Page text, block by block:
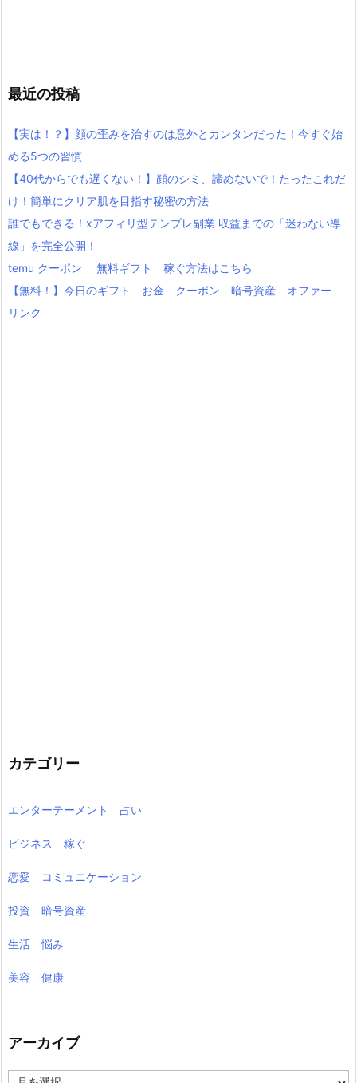
最近の投稿
【実は！？】顔の歪みを治すのは意外とカンタンだった！今すぐ始
める5つの習慣
【40代からでも遅くない！】顔のシミ、諦めないで！たったこれだ
け！簡単にクリア肌を目指す秘密の方法
誰でもできる！xアフィリ型テンプレ副業 収益までの「迷わない導
線」を完全公開！
temu クーポン 無料ギフト 稼ぐ方法はこちら
【無料！】今日のギフト お金 クーポン 暗号資産 オファー
リンク
カテゴリー
エンターテーメント 占い
ビジネス 稼ぐ
恋愛 コミュニケーション
投資 暗号資産
生活 悩み
美容 健康
アーカイブ